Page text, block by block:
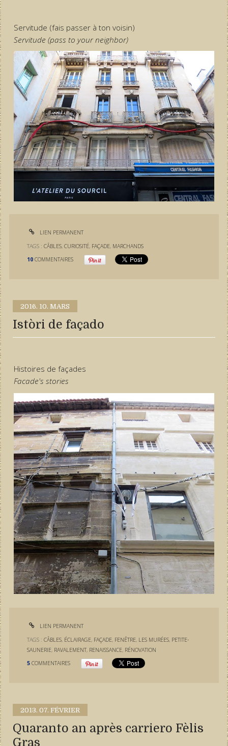
Servitude (fais passer à ton voisin)
Servitude (pass to your neighbor)
LIEN PERMANENT
TAGS :CÂBLES,CURIOSITÉ, FAÇADE, MARCHANDS
10 COMMENTAIRES
2016. 10. MARS
Istòri de façado
Histoires de façades
Facade's stories
LIEN PERMANENT
TAGS :CÂBLES, ÉCLAIRAGE, FAÇADE, FENÊTRE, LES MURÉES, PETITE-
SAUNERIE, RAVALEMENT, RENAISSANCE, RÉNOVATION
5 COMMENTAIRES
2013. 07. FÉVRIER
Quaranto an après carriero Fèlis
Gras